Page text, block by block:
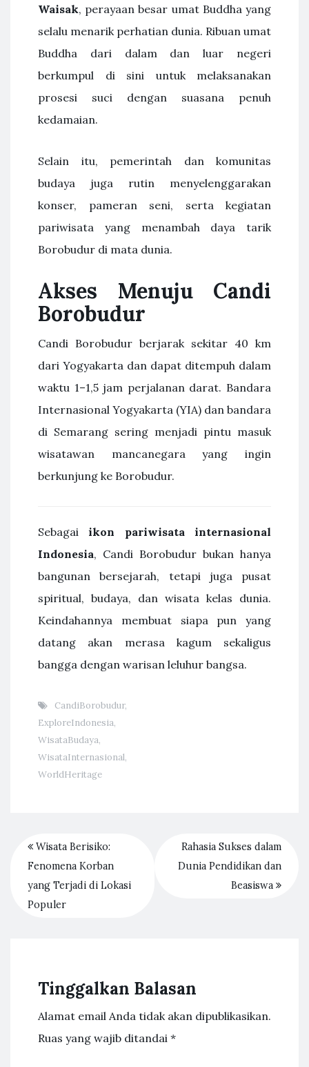
Waisak, perayaan besar umat Buddha yang
selalu menarik perhatian dunia. Ribuan umat
Buddha dari dalam dan luar negeri
berkumpul di sini untuk melaksanakan
prosesi suci dengan suasana penuh
kedamaian.
Selain itu, pemerintah dan komunitas
budaya juga rutin menyelenggarakan
konser, pameran seni, serta kegiatan
pariwisata yang menambah daya tarik
Borobudur di mata dunia.
Akses Menuju Candi
Borobudur
Candi Borobudur berjarak sekitar 40 km
dari Yogyakarta dan dapat ditempuh dalam
waktu 1–1,5 jam perjalanan darat. Bandara
Internasional Yogyakarta (YIA) dan bandara
di Semarang sering menjadi pintu masuk
wisatawan mancanegara yang ingin
berkunjung ke Borobudur.
Sebagaiikon pariwisata internasional
Indonesia, Candi Borobudur bukan hanya
bangunan bersejarah, tetapi juga pusat
spiritual, budaya, dan wisata kelas dunia.
Keindahannya membuat siapa pun yang
datang akan merasa kagum sekaligus
bangga dengan warisan leluhur bangsa.
CandiBorobudur,
ExploreIndonesia,
WisataBudaya,
WisataInternasional,
WorldHeritage
Wisata Berisiko:
Fenomena Korban
yang Terjadi di Lokasi
Populer
Rahasia Sukses dalam
Dunia Pendidikan dan
Beasiswa
Tinggalkan Balasan
Alamat email Anda tidak akan dipublikasikan.
Ruas yang wajib ditandai *